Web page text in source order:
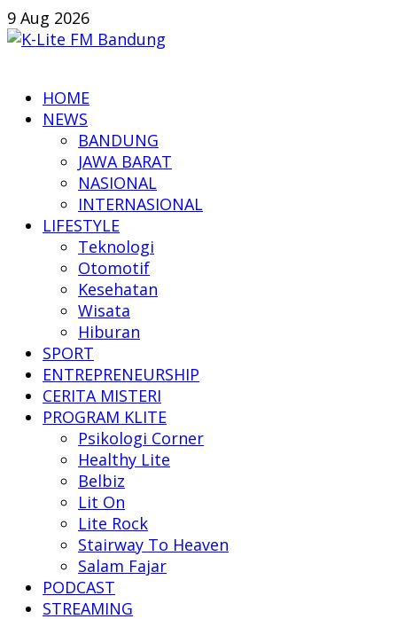
Skip
to
9 Aug 2026
Lite
Bandung
News
HOME
NEWS
BANDUNG
JAWA BARAT
NASIONAL
INTERNASIONAL
LIFESTYLE
Teknologi
Otomotif
Kesehatan
Wisata
Hiburan
SPORT
ENTREPRENEURSHIP
CERITA MISTERI
PROGRAM KLITE
Psikologi Corner
Healthy Lite
Belbiz
Lit On
Lite Rock
Stairway To Heaven
Salam Fajar
PODCAST
STREAMING